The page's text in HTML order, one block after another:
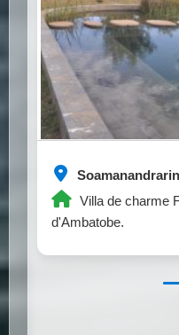
Villa de charme
d'Ambatobe.